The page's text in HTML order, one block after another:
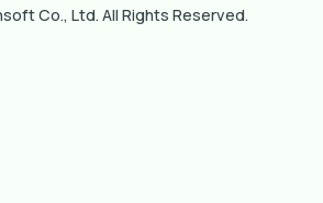
Co., Ltd. All Rights Reserved.